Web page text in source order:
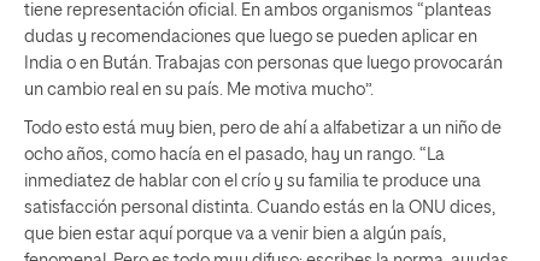
tiene representación oficial. En ambos organismos “planteas
dudas y recomendaciones que luego se pueden aplicar en
India o en Bután. Trabajas con personas que luego provocarán
un cambio real en su país. Me motiva mucho”.
Todo esto está muy bien, pero de ahí a alfabetizar a un niño de
ocho años, como hacía en el pasado, hay un rango. “La
inmediatez de hablar con el crío y su familia te produce una
satisfacción personal distinta. Cuando estás en la ONU dices,
que bien estar aquí porque va a venir bien a algún país,